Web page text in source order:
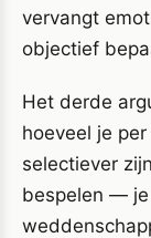
vervangt
objectief
Het derde
hoeveel je
selectiever
bespelen —